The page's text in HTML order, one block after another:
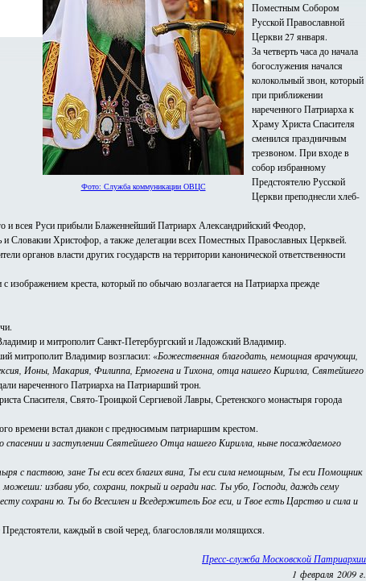
Фото: Служба коммуникации ОВЦС
Поместным Собором
Русской Православной
Церкви 27 января.
За четверть часа до начала
богослужения начался
колокольный звон, который
при приближении
нареченного Патриарха к
Храму Христа Спасителя
сменился праздничным
трезвоном. При входе в
собор избранному
Предстоятелю Русской
Церкви преподнесли хлеб-
всея Руси прибыли Блаженнейший Патриарх Александрийский Феодор,
Христофор, а также делегации всех Поместных Православных Церквей.
органов власти других государств на территории канонической ответственности
креста, который по обычаю возлагается на Патриарха прежде
и митрополит Санкт-Петербургский и Ладожский Владимир.
митрополит Владимир возгласил: «Божественная благодать, немощная врачующи,
Ионы, Макария, Филиппа, Ермогена и Тихона, отца нашего Кирилла, Святейшего
нареченного Патриарха на Патриарший трон.
Спасителя, Свято-Троицкой Сергиевой Лавры, Сретенского монастыря города
времени встал диакон с предносимым патриаршим крестом.
спасении и заступлении Святейшего Отца нашего Кирилла, ныне посаждаемого
с паствою, зане Ты еси всех благих вина, Ты еси сила немощным, Ты еси Помощник
избави убо, сохрани, покрый и огради нас. Ты убо, Господи, даждь сему
сохрани ю. Ты бо Всесилен и Вседержитель Бог еси, и Твое есть Царство и сила и
каждый в свой черед, благословляли молящихся.
Пресс-служба Московской Патриархии
1 февраля 2009 г.